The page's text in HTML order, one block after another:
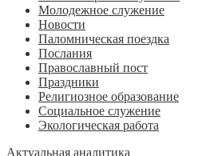
Молодежное служение
Новости
Паломническая поездка
Послания
Православный пост
Праздники
Религиозное образование
Социальное служение
Экологическая работа
Актуальная аналитика